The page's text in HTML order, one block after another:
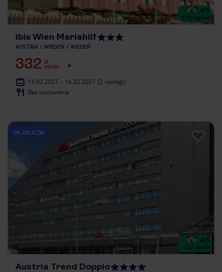
4/5
2752 opinie
ibis Wien Mariahilf
AUSTRIA WIEDEŃ WIEDEŃ
332 ZŁ
OSOBA
14.02.2027 - 16.02.2027 (2 noclegi)
Bez wyżywienia
5% ZALICZKI
4/5
522 opinie
Austria Trend Doppio